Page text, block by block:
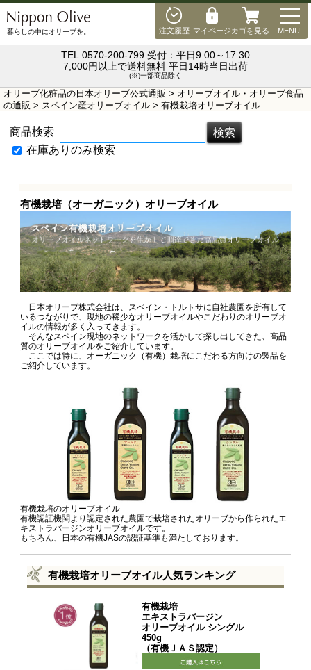
注文履歴 マイページカゴを見る MENU
暮らしの中にオリーブを。
TEL:0570-200-799 受付：平日9:00～17:30
7,000円以上で送料無料 平日14時当日出荷
(※)一部商品除く
オリーブ化粧品の日本オリーブ公式通販 > オリーブオイル・オリーブ食品
の通販 > スペイン産オリーブオイル > 有機栽培オリーブオイル
商品検索
在庫ありのみ検索
有機栽培（オーガニック）オリーブオイル
日本オリーブ株式会社は、スペイン・トルトサに自社農園を所有して
いるつながりで、現地の稀少なオリーブオイルやこだわりのオリーブオ
イルの情報が多く入ってきます。
そんなスペイン現地のネットワークを活かして探し出してきた、高品
質のオリーブオイルをご紹介しています。
ここでは特に、オーガニック（有機）栽培にこだわる方向けの製品を
ご紹介しています。
有機栽培のオリーブオイル
有機認証機関より認定された農園で栽培されたオリーブから作られたエ
キストラバージンオリーブオイルです。
もちろん、日本の有機JASの認証基準も満たしております。
有機栽培オリーブオイル人気ランキング
有機栽培
エキストラバージン
オリーブオイル シングル
450g
（有機ＪＡＳ認定）